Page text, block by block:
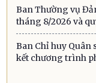
Ban Thường vụ
tháng 8/2026 và
Ban Chỉ huy Quân
kết chương trình